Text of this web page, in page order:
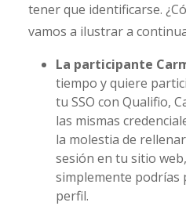
tener que identificarse.
vamos a ilustrar a
La participante
tiempo y quiere
tu SSO con Qualifio,
las mismas
la molestia de
sesión en tu sitio
simplemente podrías
perfil.